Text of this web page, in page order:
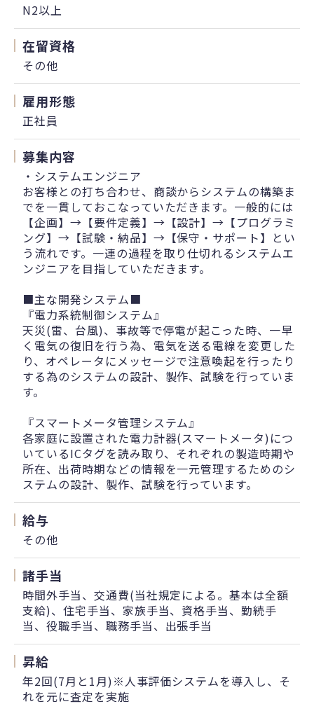
N2以上
在留資格
その他
雇用形態
正社員
募集内容
・システムエンジニア
お客様との打ち合わせ、商談からシステムの構築ま
でを一貫しておこなっていただきます。一般的には
【企画】→【要件定義】→【設計】→【プログラミ
ング】→【試験・納品】→【保守・サポート】とい
う流れです。一連の過程を取り仕切れるシステムエ
ンジニアを目指していただきます。
■主な開発システム■
『電力系統制御システム』
天災(雷、台風)、事故等で停電が起こった時、一早
く電気の復旧を行う為、電気を送る電線を変更した
り、オペレータにメッセージで注意喚起を行ったり
する為のシステムの設計、製作、試験を行っていま
す。
『スマートメータ管理システム』
各家庭に設置された電力計器(スマートメータ)につ
いているICタグを読み取り、それぞれの製造時期や
所在、出荷時期などの情報を一元管理するためのシ
ステムの設計、製作、試験を行っています。
給与
その他
諸手当
時間外手当、交通費(当社規定による。基本は全額
支給)、住宅手当、家族手当、資格手当、勤続手
当、役職手当、職務手当、出張手当
昇給
年2回(7月と1月)※人事評価システムを導入し、そ
れを元に査定を実施